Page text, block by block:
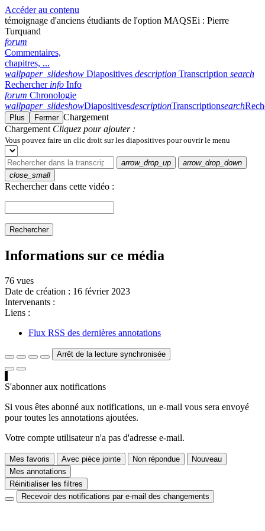
Accéder au contenu
témoignage d'anciens étudiants de l'option MAQSEi : Pierre
Turquand
forum
Commentaires,
chapitres, ...
wallpaper_slideshow Diapositives description Transcription search
Rechercher info Info
forum Chronologie
wallpaper_slideshowDiapositivesdescriptionTranscriptionsearch
Plus Fermer Chargement
Chargement Cliquez pour ajouter :
Vous pouvez faire un clic droit sur les diapositives pour ouvrir le menu
arrow_drop_up
arrow_drop_down
close_small
Rechercher dans cette vidéo :
Rechercher
Informations sur ce média
76 vues
Date de création : 16 février 2023
Intervenants :
Liens :
Flux RSS des dernières annotations
Arrêt de la lecture synchronisée
S'abonner aux notifications
Si vous êtes abonné aux notifications, un e-mail vous sera envoyé
pour toutes les annotations ajoutées.
Votre compte utilisateur n'a pas d'adresse e-mail.
Mes favoris Avec pièce jointe Non répondue
Nouveau
Mes annotations
Réinitialiser les filtres
Recevoir des notifications par e-mail des changements